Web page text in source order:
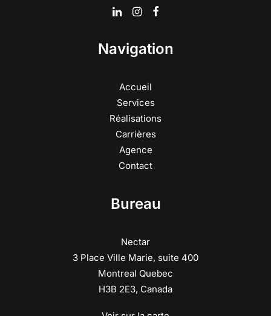
Navigation
Accueil
Services
Réalisations
Carrières
Agence
Contact
Bureau
Nectar
3 Place Ville Marie, suite 400
Montreal Quebec
H3B 2E3, Canada